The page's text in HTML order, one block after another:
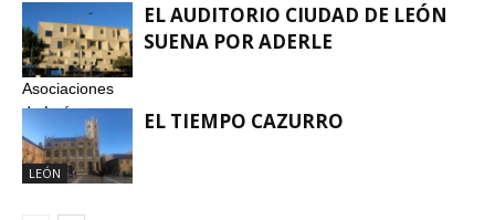
Asociaciones
de León
EL AUDITORIO CIUDAD DE LEÓN
SUENA POR ADERLE
LEÓN
EL TIEMPO CAZURRO